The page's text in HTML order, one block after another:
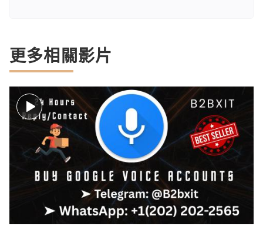
更多相關影片